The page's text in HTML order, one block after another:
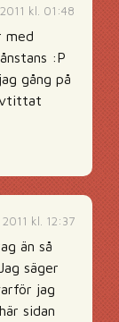
kl. 01:48
:P
gång på
kl. 12:37
än så
säger
jag
sidan